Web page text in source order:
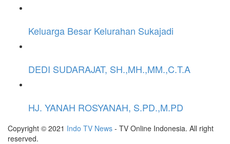
Keluarga Besar Kelurahan Sukajadi
DEDI SUDARAJAT, SH.,MH.,MM.,C.T.A
HJ. YANAH ROSYANAH, S.PD.,M.PD
Copyright © 2021 Indo TV News - TV Online Indonesia. All right
reserved.